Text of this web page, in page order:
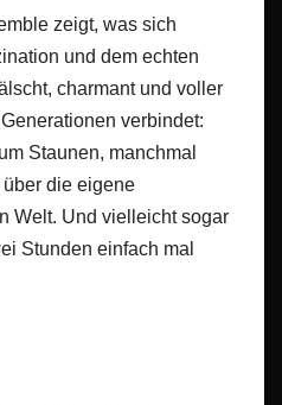
zeigt, was sich
und dem echten
charmant und voller
verbindet:
Staunen, manchmal
die eigene
Welt. Und vielleicht sogar
Stunden einfach mal